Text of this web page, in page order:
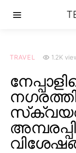
TRAVEL 1.2K